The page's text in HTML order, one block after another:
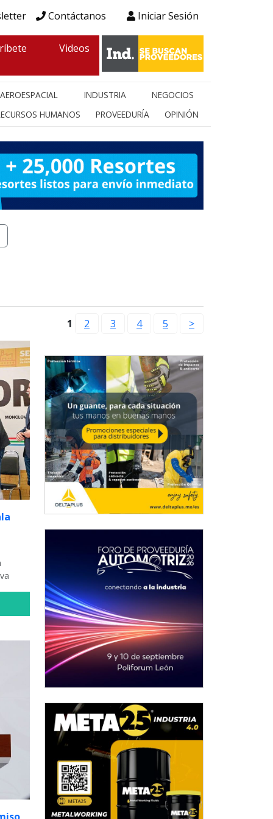
Contáctanos Iniciar Sesión
Videos
AEROESPACIAL INDUSTRIA
NEGOCIOS
HUMANOS
PROVEEDURÍA OPINIÓN
1 2 3 4 5 >